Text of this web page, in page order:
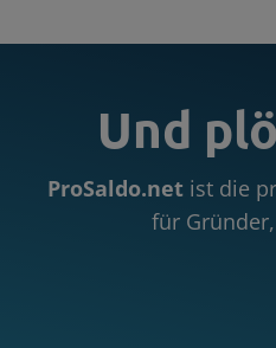
Und
ProSaldo.netist die
für